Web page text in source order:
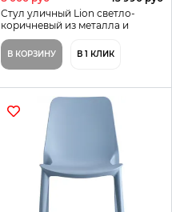
Стул уличный Lion светло-
коричневый из металла и
шнура
В КОРЗИНУ В 1 КЛИК